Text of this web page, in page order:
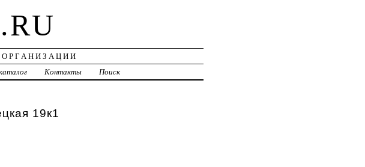
Контакты Поиск
19к1